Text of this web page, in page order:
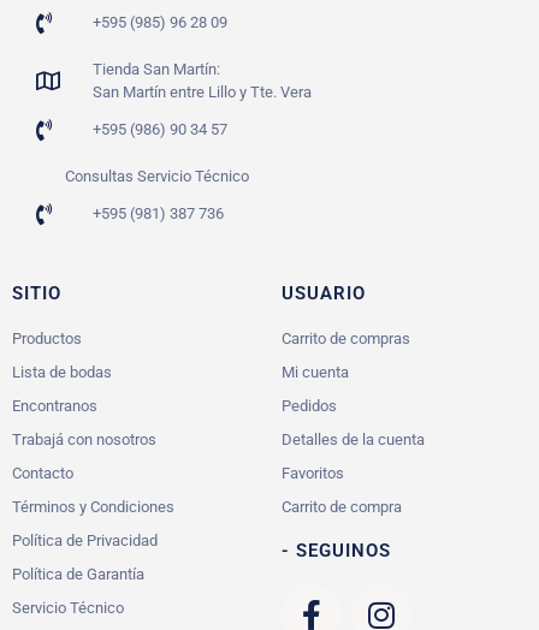
+595 (985) 96 28 09
Tienda San Martín:
San Martín entre Lillo y Tte. Vera
+595 (986) 90 34 57
Consultas Servicio Técnico
+595 (981) 387 736
SITIO
Productos
Lista de bodas
Encontranos
Trabajá con nosotros
Contacto
Términos y Condiciones
Política de Privacidad
Política de Garantía
Servicio Técnico
USUARIO
Carrito de compras
Mi cuenta
Pedidos
Detalles de la cuenta
Favoritos
Carrito de compra
- SEGUINOS